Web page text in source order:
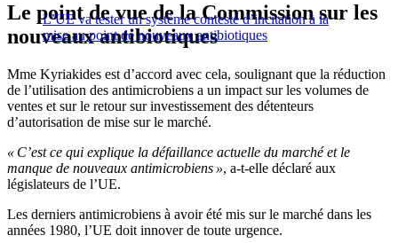
L’UE va tester un système contesté d’incitation à la
mise au point de nouveaux antibiotiques
Le point de vue de la Commission sur les
nouveaux antibiotiques
Mme Kyriakides est d’accord avec cela, soulignant que la réduction
de l’utilisation des antimicrobiens a un impact sur les volumes de
ventes et sur le retour sur investissement des détenteurs
d’autorisation de mise sur le marché.
« C’est ce qui explique la défaillance actuelle du marché et le
manque de nouveaux antimicrobiens », a-t-elle déclaré aux
législateurs de l’UE.
Les derniers antimicrobiens à avoir été mis sur le marché dans les
années 1980, l’UE doit innover de toute urgence.